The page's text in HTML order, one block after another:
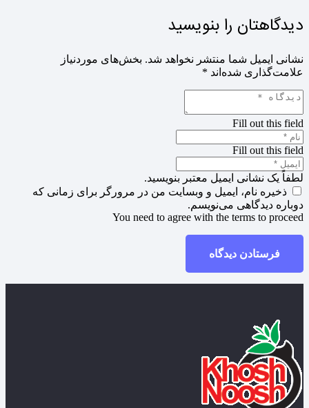
دیدگاهتان را بنویسید
نشانی ایمیل شما منتشر نخواهد شد. بخش‌های موردنیاز
علامت‌گذاری شده‌اند *
Fill out this field
Fill out this field
لطفاً یک نشانی ایمیل معتبر بنویسید.
ذخیره نام، ایمیل و وبسایت من در مرورگر برای زمانی که
دوباره دیدگاهی می‌نویسم.
You need to agree with the terms to proceed
فرستادن دیدگاه